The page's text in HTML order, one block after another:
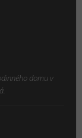
domu v